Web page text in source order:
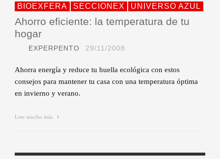
BIOEXFERA SECCIONEX UNIVERSO AZUL
Ahorro eficiente: la temperatura de tu
hogar
EXPERPENTO 29/11/2008
Ahorra energía y reduce tu huella ecológica con estos
consejos para mantener tu casa con una temperatura óptima
en invierno y verano.
Leer mucho más